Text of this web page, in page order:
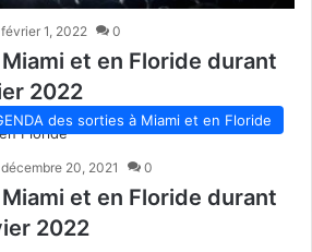
février 1, 2022 0
et en Floride durant
2022
des sorties à Miami et en Floride
décembre 20, 2021 0
et en Floride durant
2022